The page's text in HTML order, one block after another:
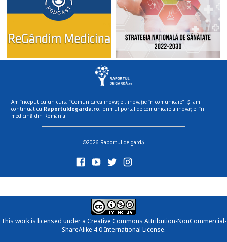
Am început cu un curs, “Comunicarea inovației, inovație în comunicare”. Și am
continuat cu Raportuldegarda.ro, primul portal de comunicare a inovației în
medicină din România.
©2026 Raportul de gardă
This work is licensed under a Creative Commons Attribution-NonCommercial-
ShareAlike 4.0 International License.